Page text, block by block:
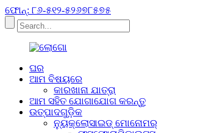
ଫୋନ୍: ୮୬-୫୧୨-୫୨୬୭୮୫୭୫
ଘର
ଆମ ବିଷୟରେ
କାରଖାନା ଯାତ୍ରା
ଆମ ସହିତ ଯୋଗାଯୋଗ କରନ୍ତୁ
ଉତ୍ପାଦଗୁଡ଼ିକ
ନ୍ୟୁକ୍ଲୋସାଇଡ୍ ମୋନୋମର୍